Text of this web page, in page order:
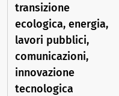
transizione
ecologica, energia,
lavori pubblici,
comunicazioni,
innovazione
tecnologica